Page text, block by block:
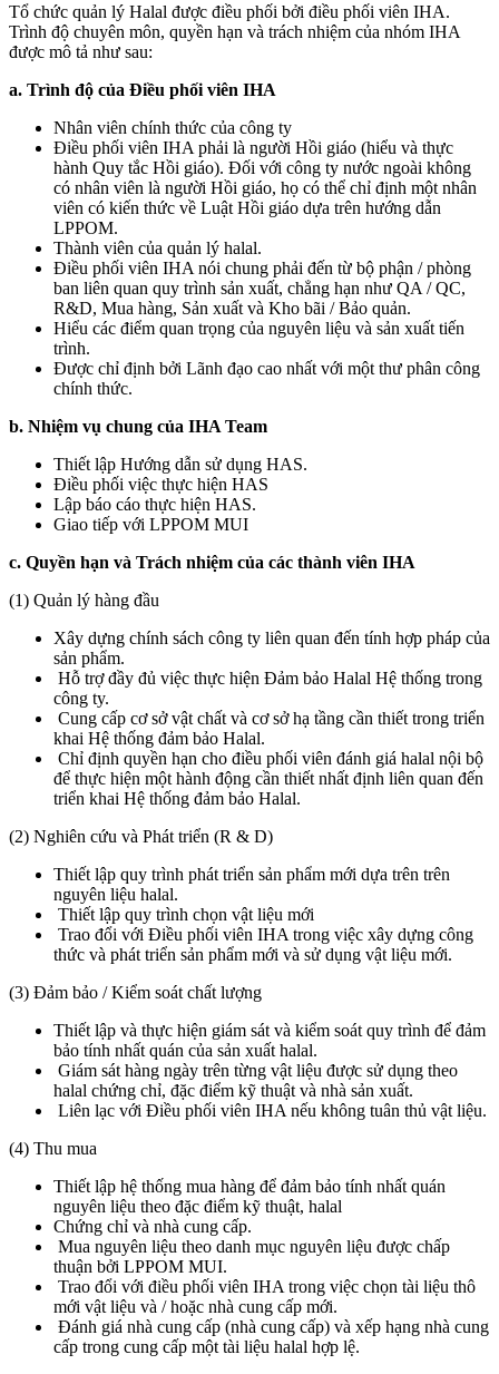
Tổ chức quản lý Halal được điều phối bởi điều phối viên IHA.
Trình độ chuyên môn, quyền hạn và trách nhiệm của nhóm IHA
được mô tả như sau:
a. Trình độ của Điều phối viên IHA
Nhân viên chính thức của công ty
Điều phối viên IHA phải là người Hồi giáo (hiểu và thực
hành Quy tắc Hồi giáo). Đối với công ty nước ngoài không
có nhân viên là người Hồi giáo, họ có thể chỉ định một nhân
viên có kiến thức về Luật Hồi giáo dựa trên hướng dẫn
LPPOM.
Thành viên của quản lý halal.
Điều phối viên IHA nói chung phải đến từ bộ phận / phòng
ban liên quan quy trình sản xuất, chẳng hạn như QA / QC,
R&D, Mua hàng, Sản xuất và Kho bãi / Bảo quản.
Hiểu các điểm quan trọng của nguyên liệu và sản xuất tiến
trình.
Được chỉ định bởi Lãnh đạo cao nhất với một thư phân công
chính thức.
b. Nhiệm vụ chung của IHA Team
Thiết lập Hướng dẫn sử dụng HAS.
Điều phối việc thực hiện HAS
Lập báo cáo thực hiện HAS.
Giao tiếp với LPPOM MUI
c. Quyền hạn và Trách nhiệm của các thành viên IHA
(1) Quản lý hàng đầu
Xây dựng chính sách công ty liên quan đến tính hợp pháp của
sản phẩm.
Hỗ trợ đầy đủ việc thực hiện Đảm bảo Halal Hệ thống trong
công ty.
Cung cấp cơ sở vật chất và cơ sở hạ tầng cần thiết trong triển
khai Hệ thống đảm bảo Halal.
Chỉ định quyền hạn cho điều phối viên đánh giá halal nội bộ
để thực hiện một hành động cần thiết nhất định liên quan đến
triển khai Hệ thống đảm bảo Halal.
(2) Nghiên cứu và Phát triển (R & D)
Thiết lập quy trình phát triển sản phẩm mới dựa trên trên
nguyên liệu halal.
Thiết lập quy trình chọn vật liệu mới
Trao đổi với Điều phối viên IHA trong việc xây dựng công
thức và phát triển sản phẩm mới và sử dụng vật liệu mới.
(3) Đảm bảo / Kiểm soát chất lượng
Thiết lập và thực hiện giám sát và kiểm soát quy trình để đảm
bảo tính nhất quán của sản xuất halal.
Giám sát hàng ngày trên từng vật liệu được sử dụng theo
halal chứng chỉ, đặc điểm kỹ thuật và nhà sản xuất.
Liên lạc với Điều phối viên IHA nếu không tuân thủ vật liệu.
(4) Thu mua
Thiết lập hệ thống mua hàng để đảm bảo tính nhất quán
nguyên liệu theo đặc điểm kỹ thuật, halal
Chứng chỉ và nhà cung cấp.
Mua nguyên liệu theo danh mục nguyên liệu được chấp
thuận bởi LPPOM MUI.
Trao đổi với điều phối viên IHA trong việc chọn tài liệu thô
mới vật liệu và / hoặc nhà cung cấp mới.
Đánh giá nhà cung cấp (nhà cung cấp) và xếp hạng nhà cung
cấp trong cung cấp một tài liệu halal hợp lệ.